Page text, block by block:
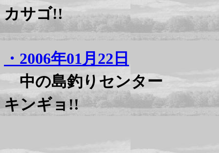
カサゴ!!
・2006年01月22日
中の島釣りセンター
キンギョ!!